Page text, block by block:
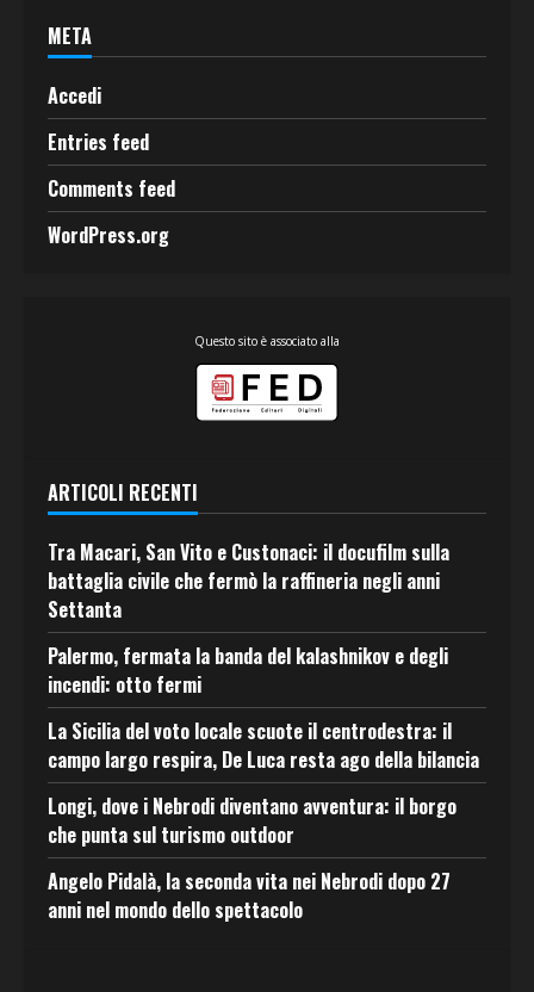
META
Accedi
Entries feed
Comments feed
WordPress.org
Questo sito è associato alla
ARTICOLI RECENTI
Tra Macari, San Vito e Custonaci: il docufilm sulla
battaglia civile che fermò la raffineria negli anni
Settanta
Palermo, fermata la banda del kalashnikov e degli
incendi: otto fermi
La Sicilia del voto locale scuote il centrodestra: il
campo largo respira, De Luca resta ago della bilancia
Longi, dove i Nebrodi diventano avventura: il borgo
che punta sul turismo outdoor
Angelo Pidalà, la seconda vita nei Nebrodi dopo 27
anni nel mondo dello spettacolo